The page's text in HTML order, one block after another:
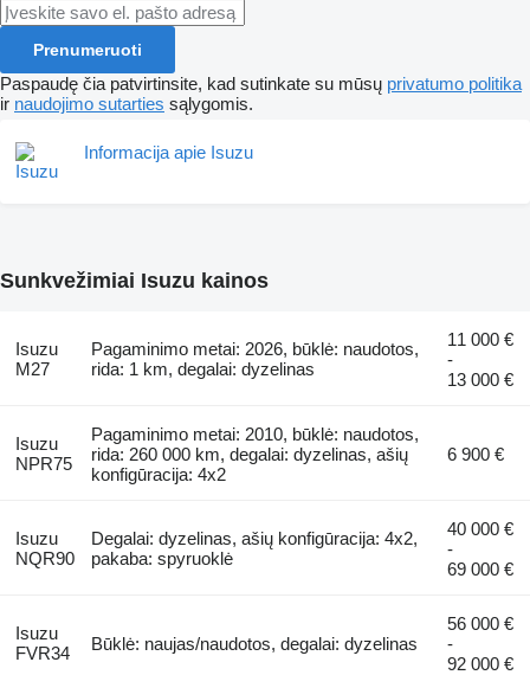
Prenumeruoti
Paspaudę čia patvirtinsite, kad sutinkate su mūsų privatumo politika
ir naudojimo sutarties sąlygomis.
Informacija apie Isuzu
Sunkvežimiai Isuzu kainos
Isuzu
M27
Pagaminimo metai: 2026, būklė: naudotos,
rida: 1 km, degalai: dyzelinas
11 000 €
-
13 000 €
Isuzu
NPR75
Pagaminimo metai: 2010, būklė: naudotos,
rida: 260 000 km, degalai: dyzelinas, ašių
konfigūracija: 4x2
6 900 €
Isuzu
NQR90
Degalai: dyzelinas, ašių konfigūracija: 4x2,
pakaba: spyruoklė
40 000 €
-
69 000 €
Isuzu
FVR34
Būklė: naujas/naudotos, degalai: dyzelinas
56 000 €
-
92 000 €